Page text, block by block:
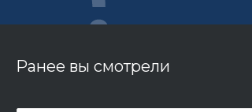
Ранее вы смотрели